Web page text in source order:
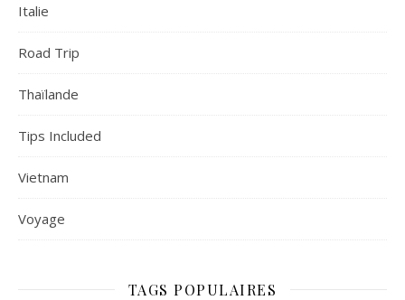
Italie
Road Trip
Thaïlande
Tips Included
Vietnam
Voyage
TAGS POPULAIRES